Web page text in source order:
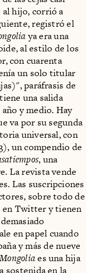
al hijo, corrió a
registró el
ya era una
al estilo de los
con cuarenta
un solo titular
paráfrasis de
una salida
y medio. Hay
va por su segunda
universal, con
un compendio de
, una
La revista vende
Las suscripciones
sobre todo de
en Twitter y tienen
en papel cuando
y más de nueve
Mongoliaes una hija
sostenida en la